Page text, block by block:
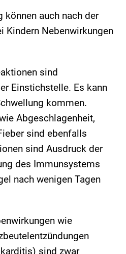
auch nach der
Kindern Nebenwirkungen
sind
Einstichstelle. Es kann
kommen.
Abgeschlagenheit,
sind ebenfalls
sind Ausdruck der
des Immunsystems
nach wenigen Tagen
wie
sind zwar